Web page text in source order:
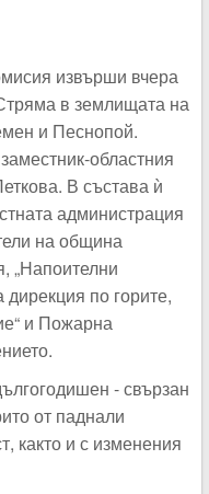
извърши вчера
в землищата на
и Песнопой.
областния
В състава ѝ
администрация
на община
„Напоителни
по горите,
и Пожарна
- свързан
от паднали
както и с изменения